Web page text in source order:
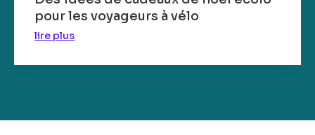
pour les voyageurs à vélo
lire plus